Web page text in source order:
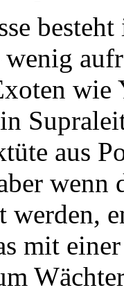
aus
mit